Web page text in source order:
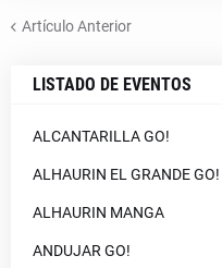
Artículo Anterior
LISTADO DE EVENTOS
ALCANTARILLA GO!
ALHAURIN EL GRANDE GO!
ALHAURIN MANGA
ANDUJAR GO!